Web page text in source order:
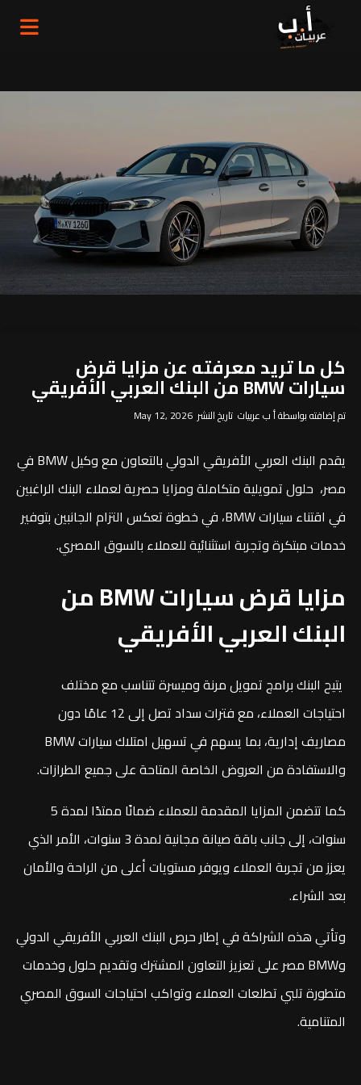
كل ما تريد معرفته عن مزايا قرض
سيارات BMW من البنك العربي الأفريقي
تم إضافته بواسطة أ ب عربيات تاريخ النشر May 12, 2026
يقدم البنك العربي الأفريقي الدوليبالتعاون مع وكيل
BMW في
مصر، حلول تمويلية متكاملة ومزايا حصرية لعملاء البنك الراغبين
في اقتناء سيارات BMW، في خطوة تعكس التزام الجانبين بتوفير
خدمات مبتكرة وتجربة استثنائية للعملاء بالسوق المصري.
مزايا قرض سيارات
BMW من
البنك العربي الأفريقي
يتيح البنك برامج تمويل مرنة وميسرة تتناسب مع مختلف
احتياجات العملاء، مع فترات سداد تصل إلى 12 عامًا دون
مصاريف إدارية، بما يسهم في تسهيل امتلاك سيارات BMW
والاستفادة من العروض الخاصة المتاحة على جميع الطرازات.
كما تتضمن المزايا المقدمة للعملاء ضمانًا ممتدًا لمدة 5
سنوات، إلى جانب باقة صيانة مجانية لمدة 3 سنوات، الأمر الذي
يعزز من تجربة العملاء ويوفر مستويات أعلى من الراحة والأمان
بعد الشراء.
وتأتي هذه الشراكة في إطار حرص البنك العربي الأفريقي الدولي
وBMW مصر على تعزيز التعاون المشترك وتقديم حلول وخدمات
متطورة تلبي تطلعات العملاء وتواكب احتياجات السوق المصري
المتنامية.